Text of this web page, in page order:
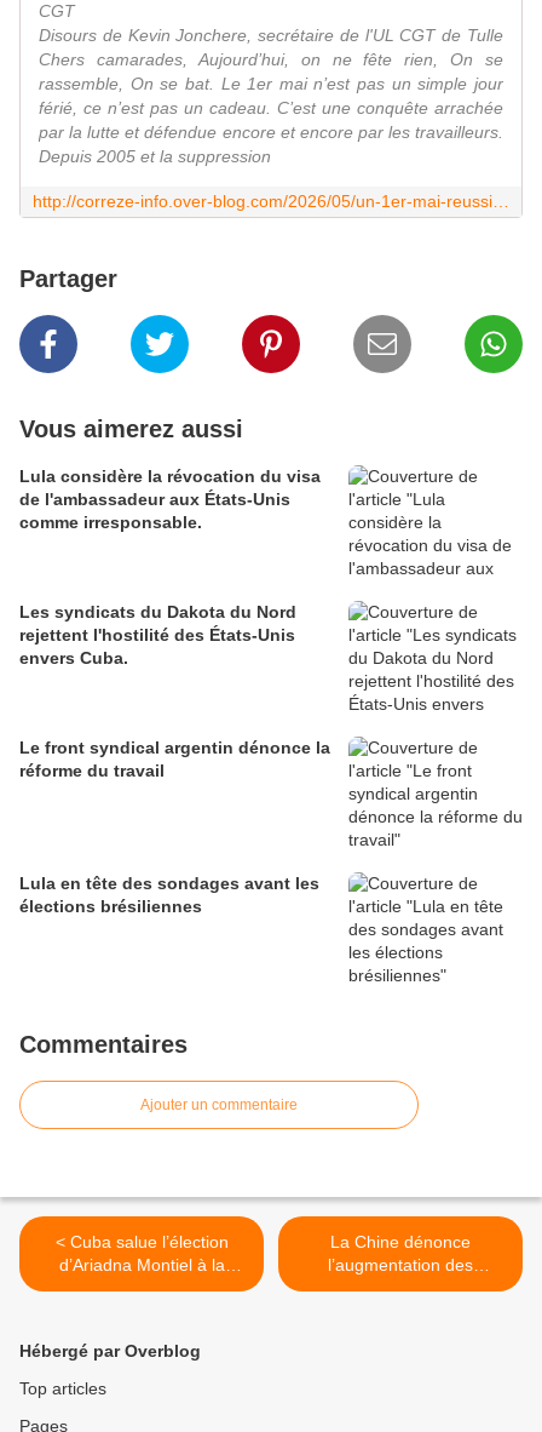
CGT
Disours de Kevin Jonchere, secrétaire de l'UL CGT de Tulle
Chers camarades, Aujourd’hui, on ne fête rien, On se
rassemble, On se bat. Le 1er mai n’est pas un simple jour
férié, ce n’est pas un cadeau. C’est une conquête arrachée
par la lutte et défendue encore et encore par les travailleurs.
Depuis 2005 et la suppression
Partager
Vous aimerez aussi
Lula considère la révocation du visa
de l'ambassadeur aux États-Unis
comme irresponsable.
Les syndicats du Dakota du Nord
rejettent l'hostilité des États-Unis
envers Cuba.
Le front syndical argentin dénonce la
réforme du travail
Lula en tête des sondages avant les
élections brésiliennes
Commentaires
Ajouter un commentaire
< Cuba salue l’élection
d’Ariadna Montiel à la
présidence de Morena au
La Chine dénonce
l’augmentation des
sanctions et des menaces
Hébergé par Overblog
Top articles
Pages